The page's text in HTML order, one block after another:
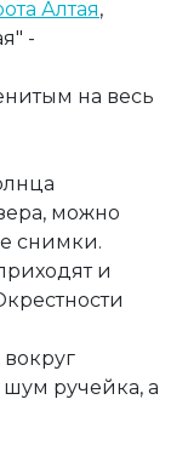
Алтая,
-
на весь
можно
снимки.
и
ручейка, а